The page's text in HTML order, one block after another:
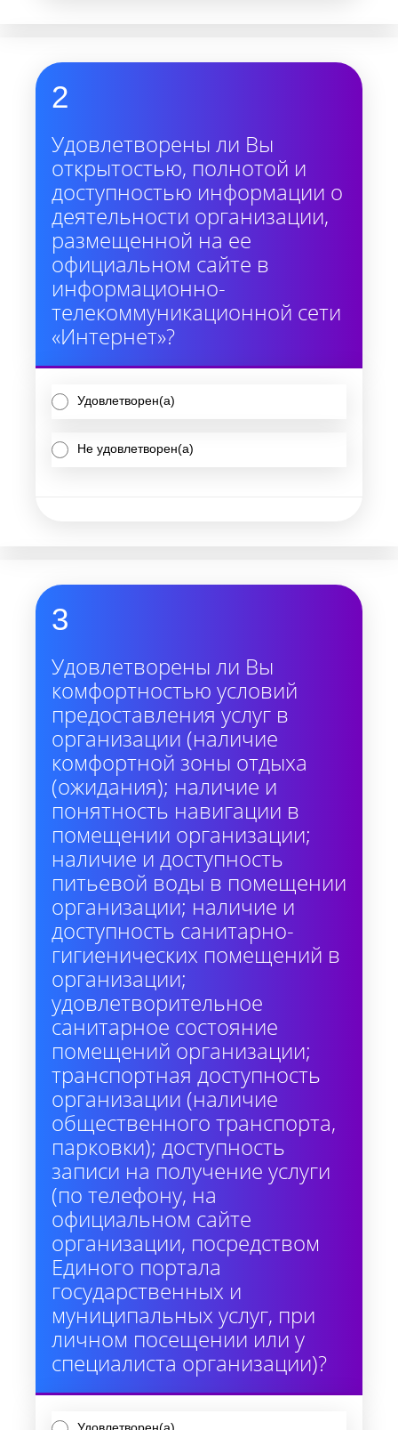
2
Удовлетворены ли Вы
открытостью, полнотой и
доступностью информации о
деятельности организации,
размещенной на ее
официальном сайте в
информационно-
телекоммуникационной сети
«Интернет»?
Удовлетворен(а)
Не удовлетворен(а)
3
Удовлетворены ли Вы
комфортностью условий
предоставления услуг в
организации (наличие
комфортной зоны отдыха
(ожидания); наличие и
понятность навигации в
помещении организации;
наличие и доступность
питьевой воды в помещении
организации; наличие и
доступность санитарно-
гигиенических помещений в
организации;
удовлетворительное
санитарное состояние
помещений организации;
транспортная доступность
организации (наличие
общественного транспорта,
парковки); доступность
записи на получение услуги
(по телефону, на
официальном сайте
организации, посредством
Единого портала
государственных и
муниципальных услуг, при
личном посещении или у
специалиста организации)?